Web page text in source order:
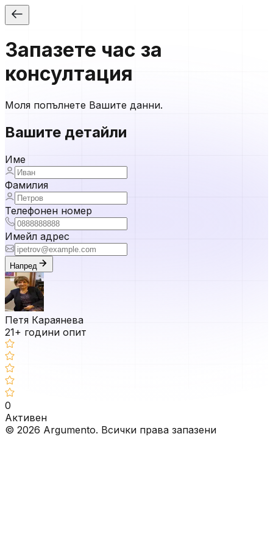
Запазете час за
консултация
Моля попълнете Вашите данни.
Вашите детайли
Име
Фамилия
Телефонен номер
Имейл адрес
Напред
Петя Караянева
21+ години опит
0
Активен
© 2026 Argumento. Всички права запазени